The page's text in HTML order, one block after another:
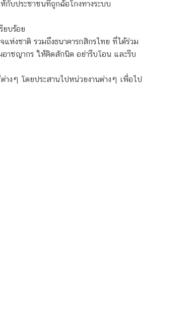
กับประชาชนที่ถูกฉ้อโกงทางระบบ
ยบร้อย
ห่งชาติ รวมถึงธนาคารกสิกรไทย ที่ได้ร่วม
อาชญากร ให้คิดสักนิด อย่ารีบโอน และรีบ
งๆ โดยประสานไปหน่วยงานต่างๆ เพื่อไป